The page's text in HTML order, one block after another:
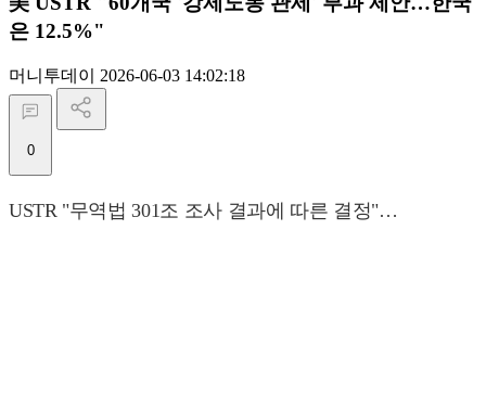
은 12.5%"
머니투데이 2026-06-03 14:02:18
0
USTR "무역법 301조 조사 결과에 따른 결정"…